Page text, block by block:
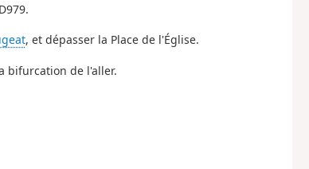
, et dépasser la Place de l'Église.
bifurcation de l'aller.